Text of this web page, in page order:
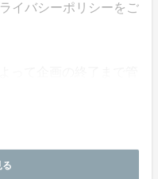
イバシーポリシーをご
います。
る